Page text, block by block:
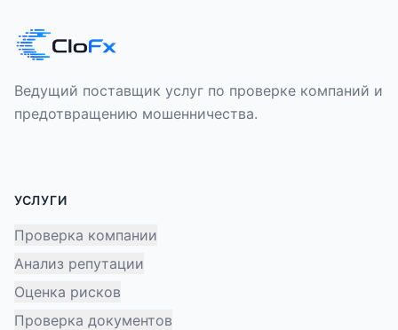
Ведущий поставщик услуг по проверке компаний и
предотвращению мошенничества.
УСЛУГИ
Проверка компании
Анализ репутации
Оценка рисков
Проверка документов